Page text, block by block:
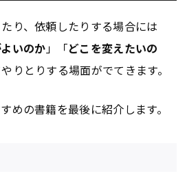
り、依頼したりする場合には
いのか」「どこを変えたいの
りとりする場面がでてきます。
めの書籍を最後に紹介します。